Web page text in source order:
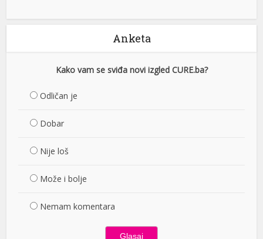
Anketa
Kako vam se sviđa novi izgled CURE.ba?
Odličan je
Dobar
Nije loš
Može i bolje
Nemam komentara